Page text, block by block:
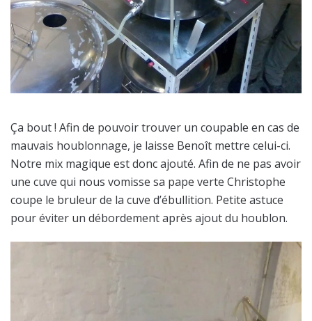
Ça bout ! Afin de pouvoir trouver un coupable en cas de
mauvais houblonnage, je laisse Benoît mettre celui-ci.
Notre mix magique est donc ajouté. Afin de ne pas avoir
une cuve qui nous vomisse sa pape verte Christophe
coupe le bruleur de la cuve d’ébullition. Petite astuce
pour éviter un débordement après ajout du houblon.